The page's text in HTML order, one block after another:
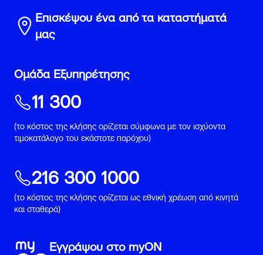
Επισκέψου ένα από τα καταστήματά
μας
Ομάδα Εξυπηρέτησης
11 300
(το κόστος της κλήσης ορίζεται σύμφωνα με τον ισχύοντα
τιμοκατάλογο του εκάστοτε παρόχου)
216 300 1000
(το κόστος της κλήσης ορίζεται ως εθνική χρέωση από κινητά
και σταθερά)
Εγγράψου στο myON